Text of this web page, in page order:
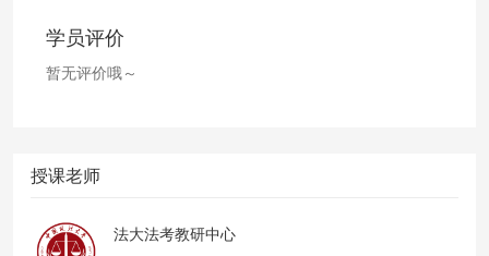
学员评价
暂无评价哦～
授课老师
法大法考教研中心